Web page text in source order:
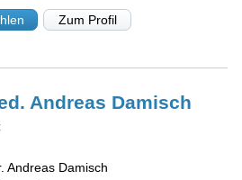
Zum Profil
Andreas Damisch
Andreas Damisch